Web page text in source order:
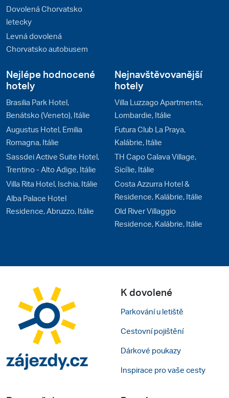
Dovolená Chorvatsko
letecky
Levná dovolená
Chorvatsko autobusem
Nejlépe hodnocené
hotely
Brasilia Park Hotel,
Benátsko (Veneto), Itálie
Augustus Hotel, Emilia
Romagna, Itálie
Sassdei Active Suite Hotel,
Trentino - Alto Adige, Itálie
Villa Rita Hotel, Ischia, Itálie
Alba Palace Hotel
Residence, Abruzzo, Itálie
Nejnavštěvovanější
hotely
Villa Luzzago Apartments,
Lombardie, Itálie
Futura Club La Praya,
Kalábrie, Itálie
TH Capo Calava Village,
Sicílie, Itálie
Costa Azzurra Hotel &
Residence, Kalábrie, Itálie
Old River Villaggio
Residence, Kalábrie, Itálie
K dovolené
Parkování u letiště
Cestovní pojištění
Dárkové poukazy
Inspirace pro vaše cesty